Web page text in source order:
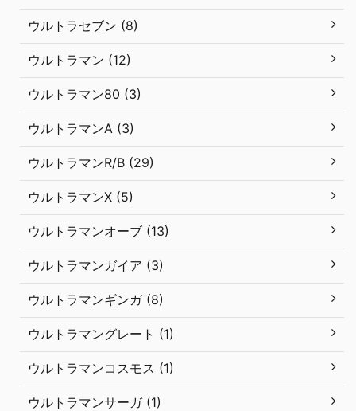
ウルトラセブン (8)
ウルトラマン (12)
ウルトラマン80 (3)
ウルトラマンA (3)
ウルトラマンR/B (29)
ウルトラマンX (5)
ウルトラマンオーブ (13)
ウルトラマンガイア (3)
ウルトラマンギンガ (8)
ウルトラマングレート (1)
ウルトラマンコスモス (1)
ウルトラマンサーガ (1)